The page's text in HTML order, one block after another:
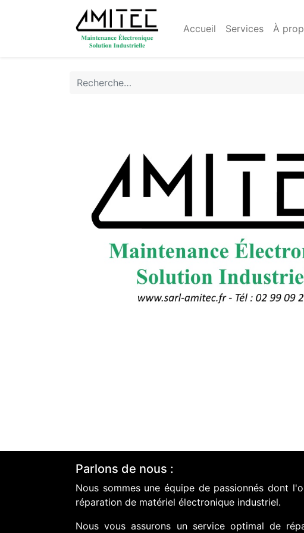
Accueil Services À
Parlons de nous :
Nous sommes une équipe de passionnés dont
réparation de matériel électronique industriel.
Nous vous assurons un service optimal de